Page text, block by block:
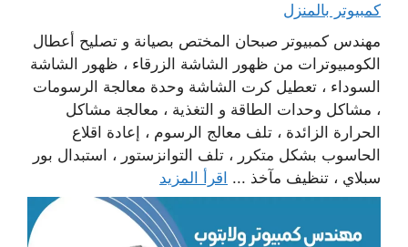
كمبيوتر بالمنزل
مهندس كمبيوتر صبحان المختص بصيانة و تصليح أعطال
الكومبيوترات من ظهور الشاشة الزرقاء ، ظهور الشاشة
السوداء ، تعطيل كرت الشاشة وحدة معالجة الرسومات
، مشاكل وحدات الطاقة و التغذية ، معالجة مشاكل
الحرارة الزائدة ، تلف معالج الرسوم ، إعادة اقلاع
الحاسوب بشكل متكرر ، تلف التوانزستور ، استبدال بور
سبلاي ، تنظيف مآخذ ... اقرأ المزيد